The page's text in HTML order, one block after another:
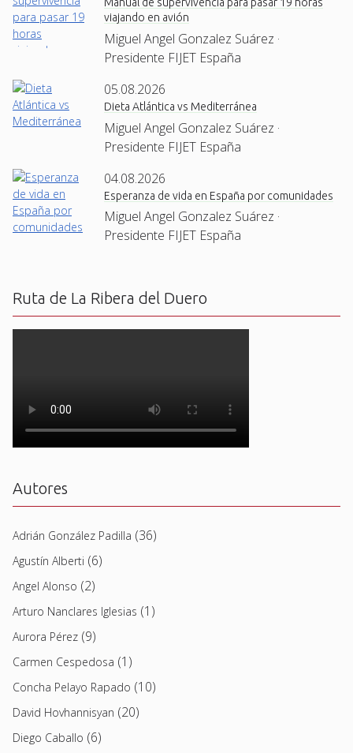
Manual de supervivencia para pasar 19 horas
viajando en avión
Miguel Angel Gonzalez Suárez ·
Presidente FIJET España
05.08.2026
Dieta Atlántica vs Mediterránea
Miguel Angel Gonzalez Suárez ·
Presidente FIJET España
04.08.2026
Esperanza de vida en España por comunidades
Miguel Angel Gonzalez Suárez ·
Presidente FIJET España
Ruta de La Ribera del Duero
Autores
Adrián González Padilla (36)
Agustín Alberti (6)
Angel Alonso (2)
Arturo Nanclares Iglesias (1)
Aurora Pérez (9)
Carmen Cespedosa (1)
Concha Pelayo Rapado (10)
David Hovhannisyan (20)
Diego Caballo (6)